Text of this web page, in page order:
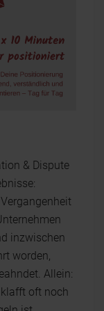
& Dispute
inzwischen
worden,
Allein:
oft noch